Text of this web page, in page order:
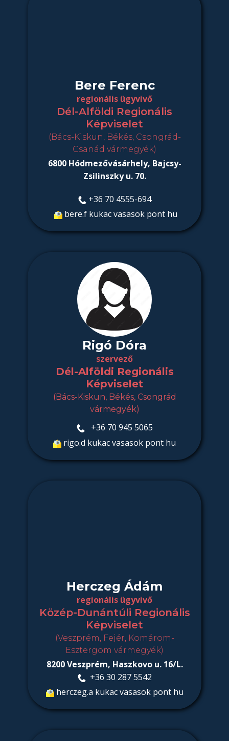
Bere Ferenc
regionális ügyvivő
Dél-Alföldi Regionális
Képviselet
(Bács-Kiskun, Békés, Csongrád-
Csanád vármegyék)
6800 Hódmezővásárhely, Bajcsy-
Zsilinszky u. 70.
+36 70 4555-694
bere.f kukac vasasok pont hu
Rigó Dóra
szervező
Dél-Alföldi Regionális
Képviselet
(Bács-Kiskun, Békés, Csongrád
vármegyék)
​+36 70 945 5065
​rigo.d kukac vasasok pont hu
Herczeg Ádám
regionális ügyvivő
Közép-Dunántúli Regionális
Képviselet
(Veszprém, Fejér, Komárom-
Esztergom vármegyék)
8200 Veszprém, Haszkovo u. 16/L.
​+36 30 287 5542
herczeg.a kukac vasasok pont hu